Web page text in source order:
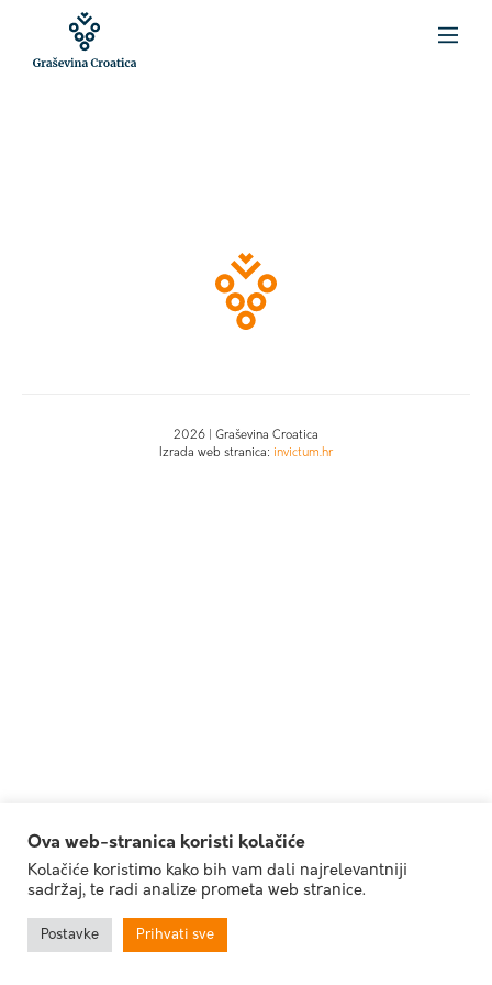
2026 | Graševina Croatica
Izrada web stranica: invictum.hr
Ova web-stranica koristi kolačiće
Kolačiće koristimo kako bih vam dali najrelevantniji
sadržaj, te radi analize prometa web stranice.
Postavke Prihvati sve